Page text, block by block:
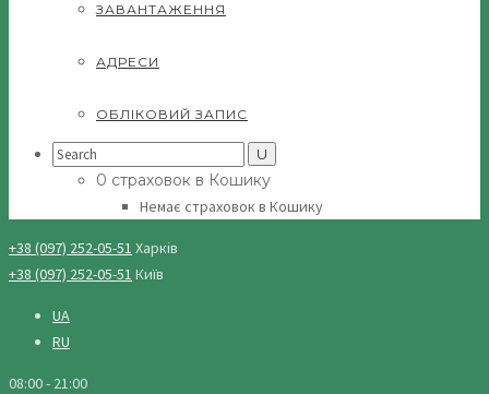
ЗАВАНТАЖЕННЯ
АДРЕСИ
ОБЛІКОВИЙ ЗАПИС
Search
0 страховок в Кошику
Немає страховок в Кошику
+38 (097) 252-05-51 Харків
+38 (097) 252-05-51 Київ
UA
RU
08:00 - 21:00